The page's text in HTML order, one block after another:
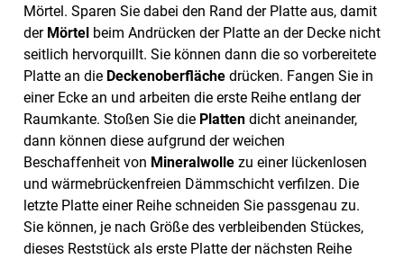
Mörtel. Sparen Sie dabei den Rand der Platte aus, damit
der Mörtel beim Andrücken der Platte an der Decke nicht
seitlich hervorquillt. Sie können dann die so vorbereitete
Platte an die Deckenoberfläche drücken. Fangen Sie in
einer Ecke an und arbeiten die erste Reihe entlang der
Raumkante. Stoßen Sie die Platten dicht aneinander,
dann können diese aufgrund der weichen
Beschaffenheit von Mineralwolle zu einer lückenlosen
und wärmebrückenfreien Dämmschicht verfilzen. Die
letzte Platte einer Reihe schneiden Sie passgenau zu.
Sie können, je nach Größe des verbleibenden Stückes,
dieses Reststück als erste Platte der nächsten Reihe